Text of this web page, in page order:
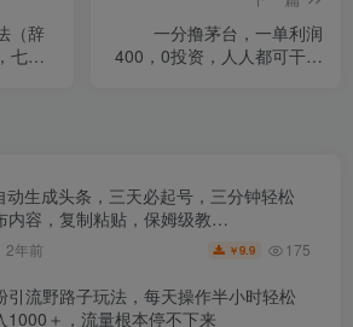
（辞
七天
一分撸茅台，一单利润
400，0投资，人人都可干！
动生成头条，三天必起号，三分钟轻松
内容，复制粘贴，保姆级教…
2年前 ￥9.9 175
引流野路子玩法，每天操作半小时轻松
1000＋，流量根本停不下来